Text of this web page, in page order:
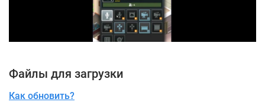
Файлы для загрузки
Как обновить?